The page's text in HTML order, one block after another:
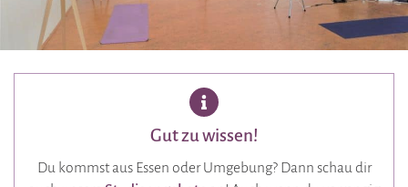
Gut zu wissen!
Du kommst aus Essen oder Umgebung? Dann schau dir